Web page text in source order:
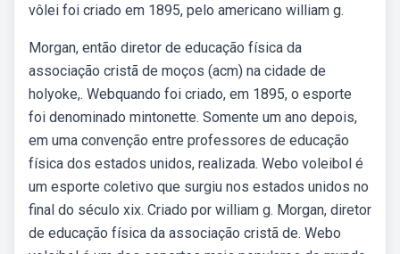
vôlei foi criado em 1895, pelo americano william g.
Morgan, então diretor de educação física da
associação cristã de moços (acm) na cidade de
holyoke,. Webquando foi criado, em 1895, o esporte
foi denominado mintonette. Somente um ano depois,
em uma convenção entre professores de educação
física dos estados unidos, realizada. Webo voleibol é
um esporte coletivo que surgiu nos estados unidos no
final do século xix. Criado por william g. Morgan, diretor
de educação física da associação cristã de. Webo